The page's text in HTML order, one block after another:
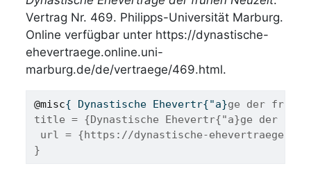
Vertrag Nr. 469. Philipps-Universität Marburg.
Online verfügbar unter https://dynastische-
ehevertraege.online.uni-
marburg.de/de/vertraege/469.html.
@misc{ Dynastische Ehevertr{"a}ge der
title = {Dynastische Ehevertr{"a}ge der
url = {https://dynastische-
}